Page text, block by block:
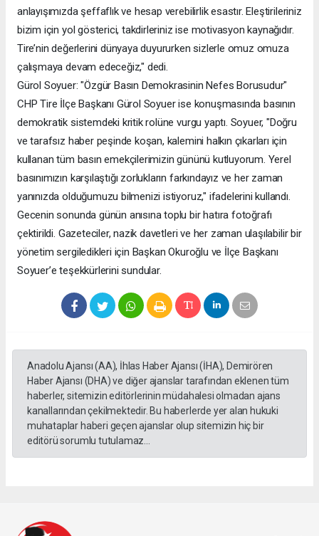
anlayışımızda şeffaflık ve hesap verebilirlik esastır. Eleştirileriniz
bizim için yol gösterici, takdirleriniz ise motivasyon kaynağıdır.
Tire’nin değerlerini dünyaya duyururken sizlerle omuz omuza
çalışmaya devam edeceğiz," dedi.
Gürol Soyuer: "Özgür Basın Demokrasinin Nefes Borusudur"
CHP Tire İlçe Başkanı Gürol Soyuer ise konuşmasında basının
demokratik sistemdeki kritik rolüne vurgu yaptı. Soyuer, "Doğru
ve tarafsız haber peşinde koşan, kalemini halkın çıkarları için
kullanan tüm basın emekçilerimizin gününü kutluyorum. Yerel
basınımızın karşılaştığı zorlukların farkındayız ve her zaman
yanınızda olduğumuzu bilmenizi istiyoruz," ifadelerini kullandı.
Gecenin sonunda günün anısına toplu bir hatıra fotoğrafı
çektirildi. Gazeteciler, nazik davetleri ve her zaman ulaşılabilir bir
yönetim sergiledikleri için Başkan Okuroğlu ve İlçe Başkanı
Soyuer’e teşekkürlerini sundular.
Anadolu Ajansı (AA), İhlas Haber Ajansı (İHA), Demirören
Haber Ajansı (DHA) ve diğer ajanslar tarafından eklenen tüm
haberler, sitemizin editörlerinin müdahalesi olmadan ajans
kanallarından çekilmektedir. Bu haberlerde yer alan hukuki
muhataplar haberi geçen ajanslar olup sitemizin hiç bir
editörü sorumlu tutulamaz...